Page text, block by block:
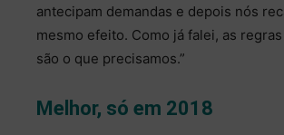
antecipam demandas e depois nós
mesmo efeito. Como já falei, as
são o que precisamos.”
Melhor, só em 2018